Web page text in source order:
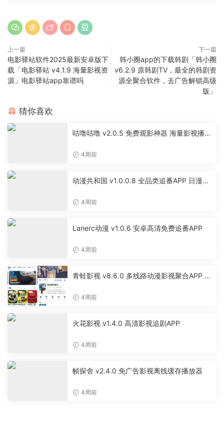
上一篇
电影驿站软件2025最新安卓版下
载「电影驿站 v4.1.9 海量影视资
源」电影驿站app靠谱吗
下一篇
韩小圈app的下载韩剧「韩小圈
v6.2.9 原韩剧TV，最全的韩剧资
源全聚合软件，去广告解锁高级
版」
猜你喜欢
咕噜咕噜 v2.0.5 免费观影神器 海量影视播放
4周前
动漫共和国 v1.0.0.8 全品类追番APP 日漫国
4周前
Lanerc动漫 v1.0.6 安卓高清免费追番APP
4周前
青蛙影视 v8.6.0 多线路动漫影视聚合APP 免
4周前
火花影视 v1.4.0 高清影视追剧APP
4周前
帧探舍 v2.4.0 免广告影视离线缓存播放器
4周前